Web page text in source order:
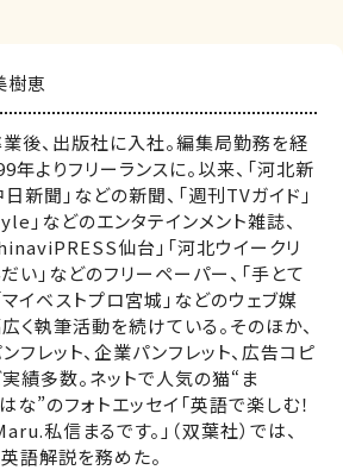
樹恵
後、出版社に入社。編集局勤務を経
年よりフリーランスに。以来、「河北新
日新聞」などの新聞、「週刊TVガイド」
」などのエンタテインメント雑誌、
仙台」「河北ウイークリ
い」などのフリーペーパー、「手とて
マイベストプロ宮城」などのウェブ媒
く執筆活動を続けている。そのほか、
フレット、企業パンフレット、広告コピ
績多数。ネットで人気の猫“ま
な”のフォトエッセイ「英語で楽しむ！
私信まるです。」（双葉社）では、
語解説を務めた。